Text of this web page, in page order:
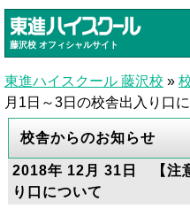
藤沢校 オフィシャルサイト
東進ハイスクール 藤沢校 »
月1日～3日の校舎出入り口
校舎からのお知らせ
2018年 12月 31日 【注
り口について